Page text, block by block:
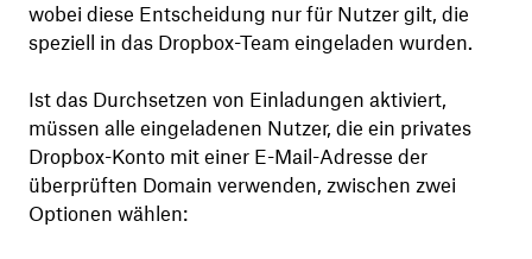
wobei diese Entscheidung nur für Nutzer gilt, die
speziell in das Dropbox-Team eingeladen wurden.
Ist das Durchsetzen von Einladungen aktiviert,
müssen alle eingeladenen Nutzer, die ein privates
Dropbox-Konto mit einer E-Mail-Adresse der
überprüften Domain verwenden, zwischen zwei
Optionen wählen: